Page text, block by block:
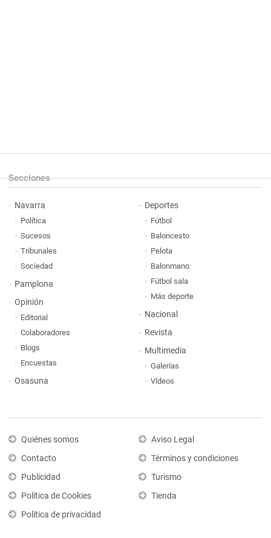
Secciones
Navarra
Política
Sucesos
Tribunales
Sociedad
Pamplona
Opinión
Editorial
Colaboradores
Blogs
Encuestas
Osasuna
Deportes
Fútbol
Baloncesto
Pelota
Balonmano
Fútbol sala
Más deporte
Nacional
Revista
Multimedia
Galerías
Vídeos
Quiénes somos
Contacto
Publicidad
Política de Cookies
Política de privacidad
Aviso Legal
Términos y condiciones
Turismo
Tienda